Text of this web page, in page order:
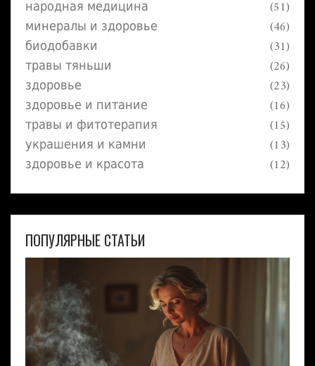
народная медицина (51)
минералы и здоровье (46)
биодобавки (31)
травы тяньши (26)
здоровье (23)
здоровье и питание (16)
травы и фитотерапия (15)
украшения и камни (13)
здоровье и красота (12)
ПОПУЛЯРНЫЕ СТАТЬИ